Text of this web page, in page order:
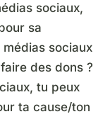
sociaux,
sa
sociaux
des dons ?
tu peux
ta cause/ton